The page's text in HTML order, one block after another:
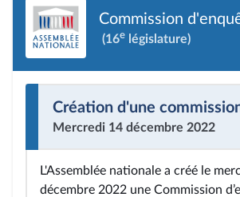
Commission
(16e législature)
Création d'une
Mercredi 14 décembre 2022
L'Assemblée nationale a créé le
décembre 2022 une Commission